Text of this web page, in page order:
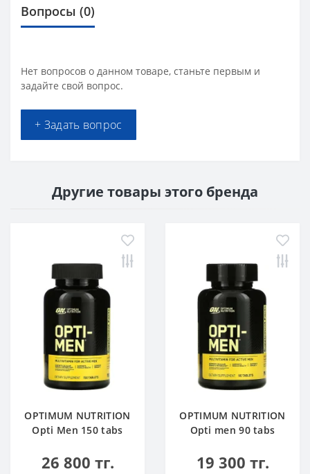
Вопросы (0)
Нет вопросов о данном товаре, станьте первым и
задайте свой вопрос.
+ Задать вопрос
Другие товары этого бренда
OPTIMUM NUTRITION
Opti Men 150 tabs
26 800 тг.
OPTIMUM NUTRITION
Opti men 90 tabs
19 300 тг.